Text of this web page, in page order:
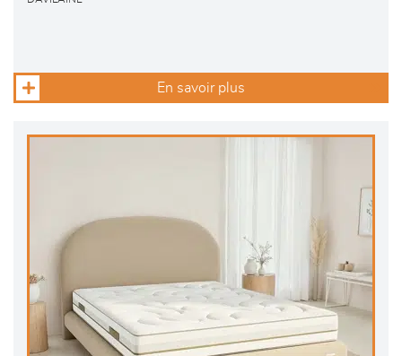
En savoir plus